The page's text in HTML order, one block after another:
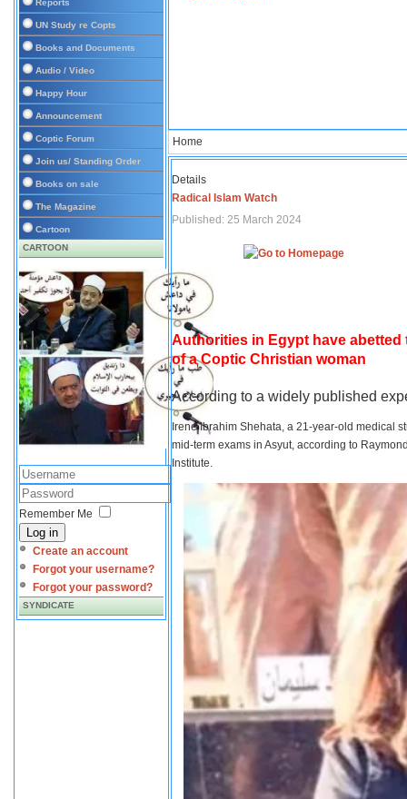
Reports
UN Study re Copts
Books and Documents
Audio / Video
Happy Hour
Announcement
Coptic Forum
Join us/ Standing Order
Books on sale
The Magazine
Cartoon
CARTOON
Remember Me
Log in
Create an account
Forgot your username?
Forgot your password?
SYNDICATE
Home
Details
Radical Islam Watch
Published: 25 March 2024
Authorities in Egypt have
of a Coptic Christian woman
According to a widely published
Irene Ibrahim Shehata, a 21-year-old medical
mid-term exams in Asyut, according to
Institute.